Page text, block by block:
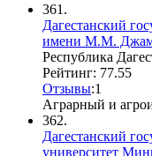
361.
Дагестанский
имени М.М.
Республика
Рейтинг: 77.55
Отзывы:1
Аграрный и
362.
Дагестанский
университет